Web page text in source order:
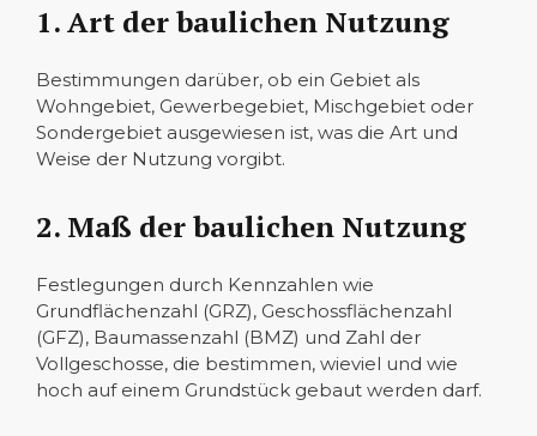
1. Art der baulichen Nutzung
Bestimmungen darüber, ob ein Gebiet als
Wohngebiet, Gewerbegebiet, Mischgebiet oder
Sondergebiet ausgewiesen ist, was die Art und
Weise der Nutzung vorgibt.
2. Maß der baulichen Nutzung
Festlegungen durch Kennzahlen wie
Grundflächenzahl (GRZ), Geschossflächenzahl
(GFZ), Baumassenzahl (BMZ) und Zahl der
Vollgeschosse, die bestimmen, wieviel und wie
hoch auf einem Grundstück gebaut werden darf.